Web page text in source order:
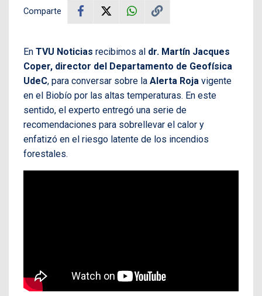
Comparte
En TVU Noticias recibimos al dr. Martín Jacques
Coper, director del Departamento de Geofísica
UdeC, para conversar sobre la Alerta Roja vigente
en el Biobío por las altas temperaturas. En este
sentido, el experto entregó una serie de
recomendaciones para sobrellevar el calor y
enfatizó en el riesgo latente de los incendios
forestales.